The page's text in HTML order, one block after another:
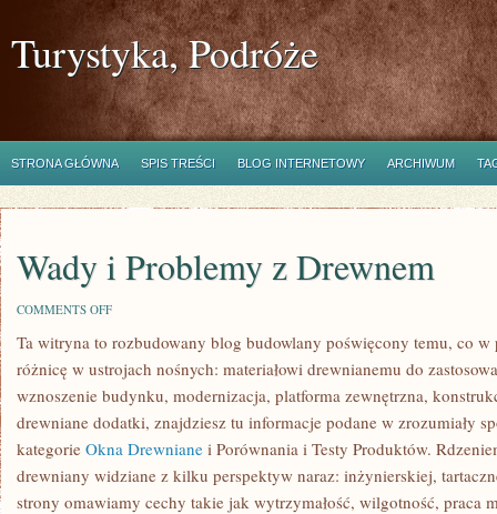
Turystyka, Podróże
STRONA GŁÓWNA SPIS TREŚCI BLOG INTERNETOWY ARCHIWUM
Wady i Problemy z Drewnem
COMMENTS OFFON
I
Z
DREWNEM
Ta witryna to rozbudowany blog budowlany poświęcony temu, co
różnicę w ustrojach nośnych: materiałowi drewnianemu do
wznoszenie budynku, modernizacja, platforma zewnętrzna,
drewniane dodatki, znajdziesz tu informacje podane w zrozumiały
kategorie Okna Drewniane i Porównania i Testy Produktów.
drewniany widziane z kilku perspektyw naraz: inżynierskiej,
strony omawiamy cechy takie jak wytrzymałość, wilgotność, praca